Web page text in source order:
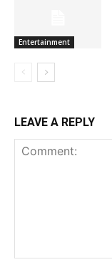
Entertainment
LEAVE A REPLY